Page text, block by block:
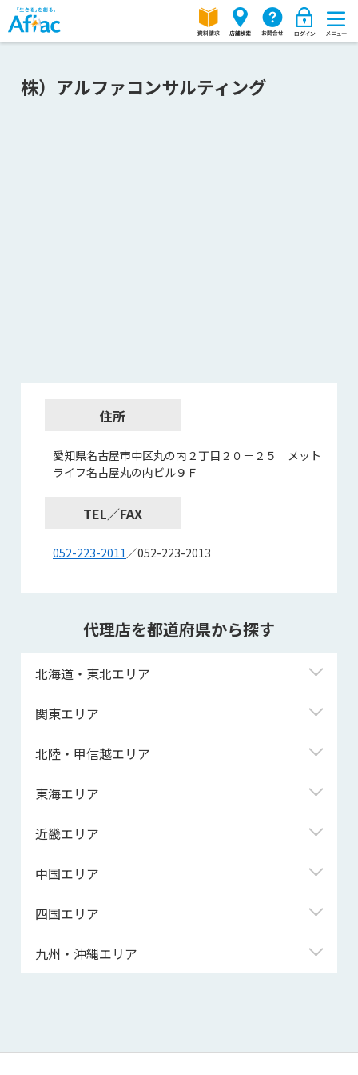
株）アルファコンサルティング
住所
愛知県名古屋市中区丸の内２丁目２０－２５ メット
ライフ名古屋丸の内ビル９Ｆ
TEL／FAX
052-223-2011／052-223-2013
代理店を都道府県から探す
北海道・東北エリア
北海道
青森県
宮城県
秋田県
山形県
関東エリア
東京都
神奈川県
埼玉県
千葉県
茨城県
群馬県
北陸・甲信越エリア
新潟県
富山県
福井県
山梨県
長野県
東海エリア
岐阜県
静岡県
三重県
近畿エリア
滋賀県
京都府
大阪府
兵庫県
和歌山県
中国エリア
鳥取県
島根県
山口県
四国エリア
徳島県
高知県
九州・沖縄エリア